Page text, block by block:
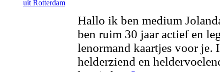
Hallo ik ben medium
ben ruim 30 jaar actief en
lenormand kaartjes voor je.
helderziend en